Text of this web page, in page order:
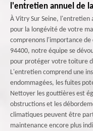
l'entretien annuel de
À Vitry Sur Seine,
pour la longévité de votre
comprenons l'importance
94400, notre équipe se
pour protéger votre toiture
L'entretien comprend une
endommagées, les fuites
Nettoyer les gouttières est
obstructions et les
climatiques peuvent être
maintenance encore plus